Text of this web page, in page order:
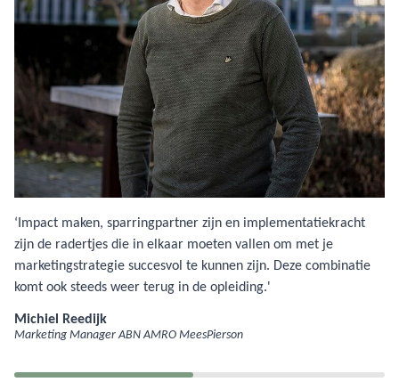
‘Impact maken, sparringpartner zijn en implementatiekracht
zijn de radertjes die in elkaar moeten vallen om met je
marketingstrategie succesvol te kunnen zijn. Deze combinatie
komt ook steeds weer terug in de opleiding.'
Michiel Reedijk
Marketing Manager ABN AMRO MeesPierson